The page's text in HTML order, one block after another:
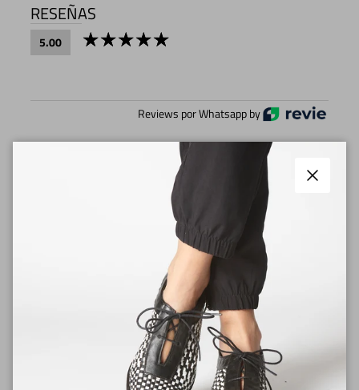
RESEÑAS
5.00
Reviews por Whatsapp by
Hermosos zapatos. Materiales de primera calidad, los